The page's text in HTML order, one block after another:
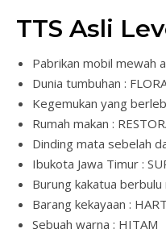
TTS Asli
Pabrikan mobil mewah
Dunia tumbuhan :
Kegemukan yang
Rumah makan :
Dinding mata sebelah
Ibukota Jawa Timur :
Burung kakatua
Barang kekayaan :
Sebuah warna : HITAM